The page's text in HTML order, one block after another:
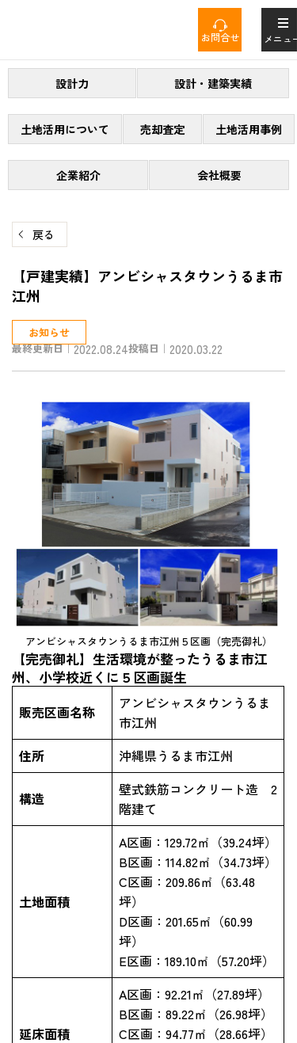
ン
キ
プ
お問合せ メニュー
設計力 設計・建築実績
土地活用について 売却査定 土地活用事例
企業紹介 会社概要
戻る
【戸建実績】アンビシャスタウンうるま市
江州
お知らせ
投稿日｜ 2020.03.22
最終更新日｜2022.08.24
アンビシャスタウンうるま市江州５区画（完売御礼）
【完売御礼】生活環境が整ったうるま市江
州、小学校近くに５区画誕生
販売区画名称
アンビシャスタウンうるま
市江州
住所
沖縄県うるま市江州
構造
壁式鉄筋コンクリート造 2
階建て
土地面積
A区画：129.72㎡（39.24坪）
B区画：114.82㎡（34.73坪）
C区画：209.86㎡（63.48
坪）
D区画：201.65㎡（60.99
坪）
E区画：189.10㎡（57.20坪）
延床面積
A区画：92.21㎡（27.89坪）
B区画：89.22㎡（26.98坪）
C区画：94.77㎡（28.66坪）